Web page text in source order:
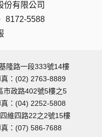
份有限公司
8172-5588
隆路一段333號14樓
：(02) 2763-8889
市政路402號5樓之5
：(04) 2252-5808
維四路22之2號15樓
：(07) 586-7688